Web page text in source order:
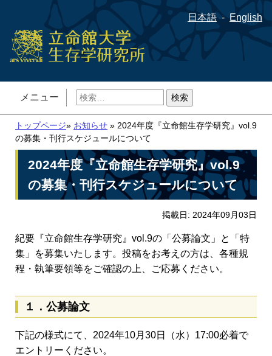
日本語 English
メニュー
検
索:
トップページ» お知らせ » 2024年度『立命館生存学研究』vol.9
の募集・刊行スケジュールについて
2024年度『立命館生存学研究』vol.9
の募集・刊行スケジュールについて
掲載日: 2024年09月03日
紀要『立命館生存学研究』vol.9の「公募論文」と「特
集」を募集いたします。投稿をお考えの方は、各種規
程・執筆要領等をご確認の上、ご応募ください。
１．公募論文
下記の様式にて、2024年10月30日（水）17:00必着で
エントリーください。